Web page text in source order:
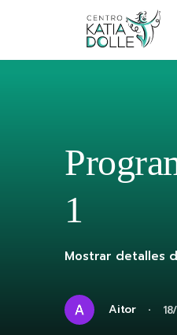
1
Mostrar detalles
Aitor ·